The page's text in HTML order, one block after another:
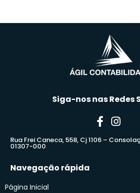
Siga-nos nas Redes
Rua Frei Caneca, 558, Cj 1106 –
01307-000
Navegação rápida
Página Inicial